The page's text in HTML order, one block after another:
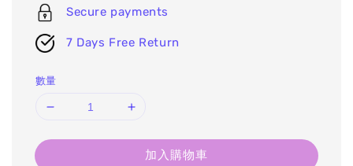
Secure payments
7 Days Free Return
數量
加入購物車